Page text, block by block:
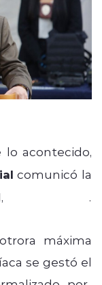
lo acontecido,
comunicó la
.
máxima
se gestó el